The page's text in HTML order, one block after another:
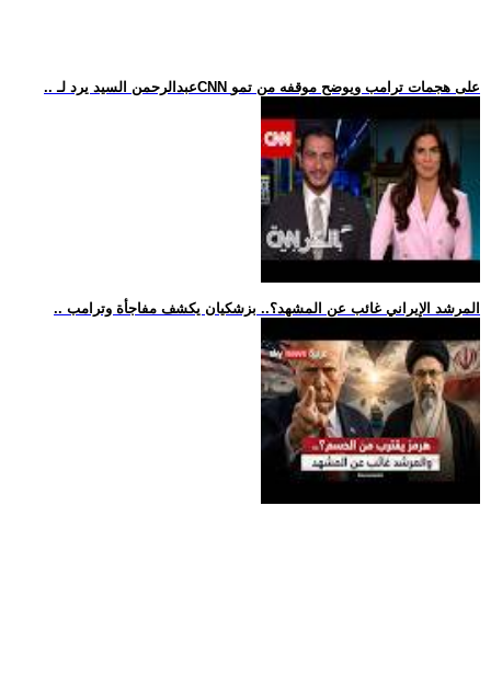
.. عبدالرحمن السيد يرد لـCNN على هجمات ترامب ويوضح موقفه من تمو
.. المرشد الإيراني غائب عن المشهد؟.. بزشكيان يكشف مفاجأة وترامب